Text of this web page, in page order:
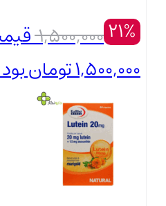
21%
1,500,000
1,500,000 تومان بود.
1,190,000تومان
قیمت فعلی: 1,190,000 تومان.